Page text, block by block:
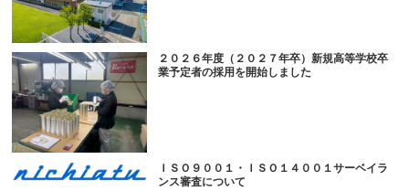
２０２６年度（２０２７年卒）新規高等学校卒
業予定者の採用を開始しました
ＩＳＯ９００１・ＩＳＯ１４００１サーベイラ
ンス審査について